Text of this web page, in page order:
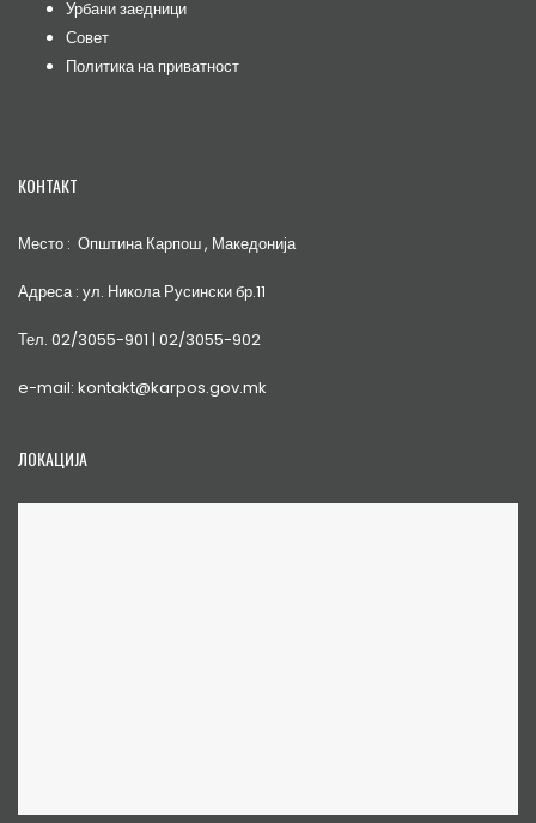
Урбани заедници
Совет
Политика на приватност
КОНТАКТ
Место : Општина Карпош , Македонија
Адреса : ул. Никола Русински бр.11
Тел. 02/3055-901 | 02/3055-902
e-mail: kontakt@karpos.gov.mk
ЛОКАЦИЈА